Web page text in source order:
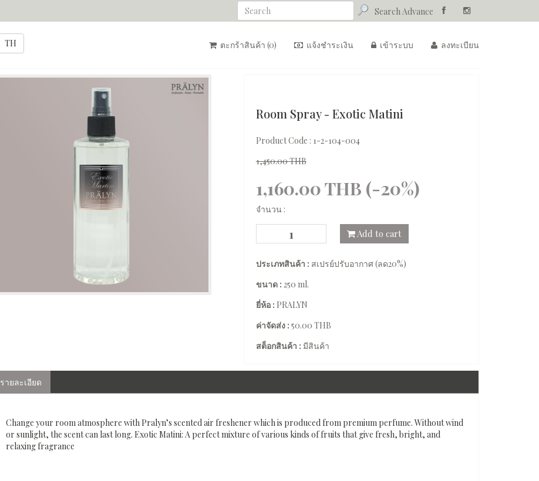
Search Advance
ตะกร้าสินค้า (0) แจ้งชำระเงิน เข้าระบบ ลงทะเบียน
Room Spray - Exotic Matini
Product Code : 1-2-104-004
1,450.00 THB
1,160.00 THB (-20%)
จำนวน :
Add to cart
ประเภทสินค้า : สเปรย์ปรับอากาศ (ลด20%)
ขนาด : 250 ml.
ยี่ห้อ : PRALYN
ค่าจัดส่ง : 50.00 THB
สต็อกสินค้า : มีสินค้า
รายละเอียด
Change your room atmosphere with Pralyn’s scented air freshener which is produced from premium perfume. Without wind
or sunlight, the scent can last long. Exotic Matini: A perfect mixture of various kinds of fruits that give fresh, bright, and
relaxing fragrance